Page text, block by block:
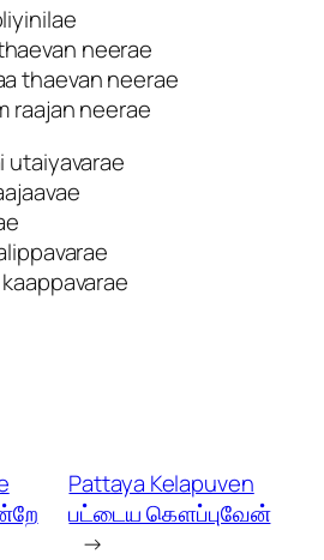
neerae
thaevan neerae
raajan neerae
utaiyavarae
Pattaya Kelapuven
பட்டைய கௌப்புவேன்
→